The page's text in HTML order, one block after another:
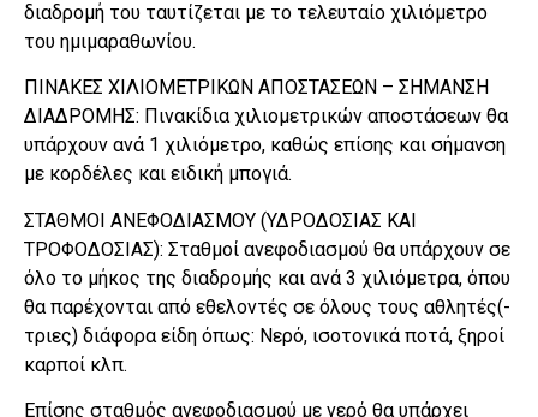
διαδρομή του ταυτίζεται με το τελευταίο χιλιόμετρο
του ημιμαραθωνίου.
ΠΙΝΑΚΕΣ ΧΙΛΙΟΜΕΤΡΙΚΩΝ ΑΠΟΣΤΑΣΕΩΝ – ΣΗΜΑΝΣΗ
ΔΙΑΔΡΟΜΗΣ: Πινακίδια χιλιομετρικών αποστάσεων θα
υπάρχουν ανά 1 χιλιόμετρο, καθώς επίσης και σήμανση
με κορδέλες και ειδική μπογιά.
ΣΤΑΘΜΟΙ ΑΝΕΦΟΔΙΑΣΜΟΥ (ΥΔΡΟΔΟΣΙΑΣ ΚΑΙ
ΤΡΟΦΟΔΟΣΙΑΣ): Σταθμοί ανεφοδιασμού θα υπάρχουν σε
όλο το μήκος της διαδρομής και ανά 3 χιλιόμετρα, όπου
θα παρέχονται από εθελοντές σε όλους τους αθλητές(-
τριες) διάφορα είδη όπως: Νερό, ισοτονικά ποτά, ξηροί
καρποί κλπ.
Επίσης σταθμός ανεφοδιασμού με νερό θα υπάρχει